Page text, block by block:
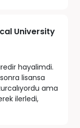
University
hayalimdi.
lisansa
ama
ilerledi,